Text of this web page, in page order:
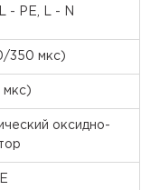
- PE, L - N
350 мкс)
мкс)
оксидно-